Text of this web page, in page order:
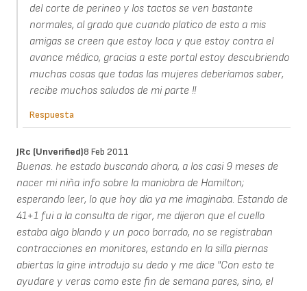
del corte de perineo y los tactos se ven bastante
normales, al grado que cuando platico de esto a mis
amigas se creen que estoy loca y que estoy contra el
avance médico, gracias a este portal estoy descubriendo
muchas cosas que todas las mujeres deberíamos saber,
recibe muchos saludos de mi parte !!
Respuesta
JRc (unverified)8 Feb 2011
Buenas. he estado buscando ahora, a los casi 9 meses de
nacer mi niña info sobre la maniobra de Hamilton;
esperando leer, lo que hoy dia ya me imaginaba. Estando de
41+1 fui a la consulta de rigor, me dijeron que el cuello
estaba algo blando y un poco borrado, no se registraban
contracciones en monitores, estando en la silla piernas
abiertas la gine introdujo su dedo y me dice "Con esto te
ayudare y veras como este fin de semana pares, sino, el